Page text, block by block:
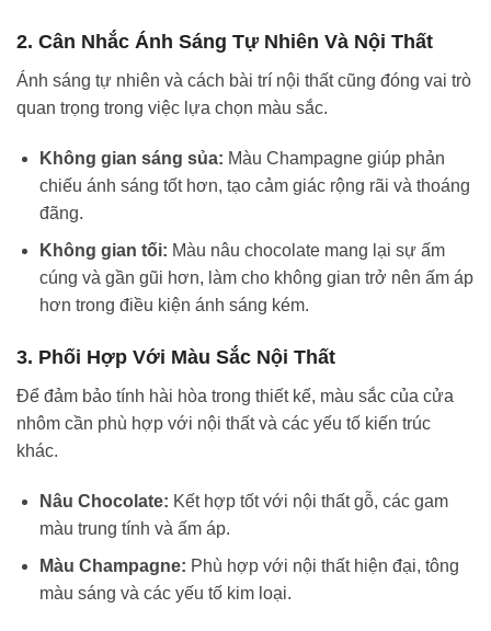
2. Cân Nhắc Ánh Sáng Tự Nhiên Và Nội Thất
Ánh sáng tự nhiên và cách bài trí nội thất cũng đóng vai trò
quan trọng trong việc lựa chọn màu sắc.
Không gian sáng sủa: Màu Champagne giúp phản
chiếu ánh sáng tốt hơn, tạo cảm giác rộng rãi và thoáng
đãng.
Không gian tối: Màu nâu chocolate mang lại sự ấm
cúng và gần gũi hơn, làm cho không gian trở nên ấm áp
hơn trong điều kiện ánh sáng kém.
3. Phối Hợp Với Màu Sắc Nội Thất
Để đảm bảo tính hài hòa trong thiết kế, màu sắc của cửa
nhôm cần phù hợp với nội thất và các yếu tố kiến trúc
khác.
Nâu Chocolate: Kết hợp tốt với nội thất gỗ, các gam
màu trung tính và ấm áp.
Màu Champagne: Phù hợp với nội thất hiện đại, tông
màu sáng và các yếu tố kim loại.